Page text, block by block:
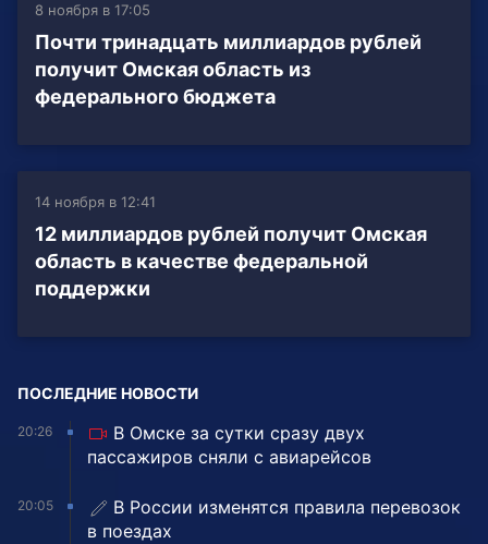
8 ноября в 17:05
Почти тринадцать миллиардов рублей
получит Омская область из
федерального бюджета
14 ноября в 12:41
12 миллиардов рублей получит Омская
область в качестве федеральной
поддержки
ПОСЛЕДНИЕ НОВОСТИ
20:26
В Омске за сутки сразу двух
пассажиров сняли с авиарейсов
20:05
В России изменятся правила перевозок
в поездах